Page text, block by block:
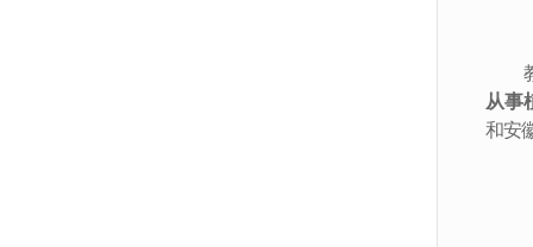
从事
和安